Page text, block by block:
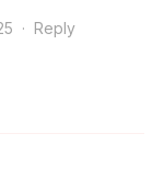
· Reply